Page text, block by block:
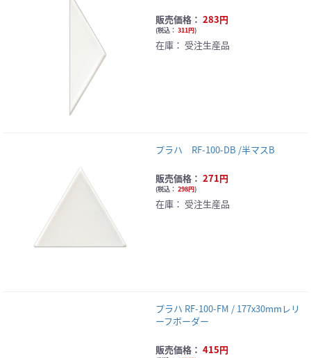
販売価格： 283円
(税込： 311円)
在庫： 受注生産品
プラハ RF-100-DB /半マスB
販売価格： 271円
(税込： 298円)
在庫： 受注生産品
プラハ RF-100-FM / 177x30mmレリ
ーフボーダー
販売価格： 415円